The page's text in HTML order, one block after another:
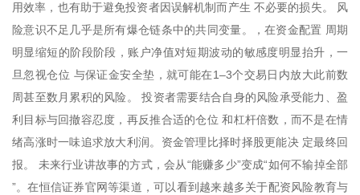
用效率，也有助于避免投资者因误解机制而产生 不必要的损失。 风
险意识不足几乎是所有爆仓链条中的共同变量。，在资金配置 周期
明显缩短的阶段阶段，账户净值对短期波动的敏感度明显抬升，一
旦忽视仓位 与保证金安全垫，就可能在1–3个交易日内放大此前数
周甚至数月累积的风险。 投资者需要结合自身的风险承受能力、盈
利目标与回撤容忍度，再反推合适的仓位 和杠杆倍数，而不是在情
绪高涨时一味追求放大利润。资金管理比择时择股更能决 定最终回
报。 未来行业讲故事的方式，会从“能赚多少”变成“如何不输掉全部
”。在恒信证券官网等渠道，可以看到越来越多关于配资风险教育与